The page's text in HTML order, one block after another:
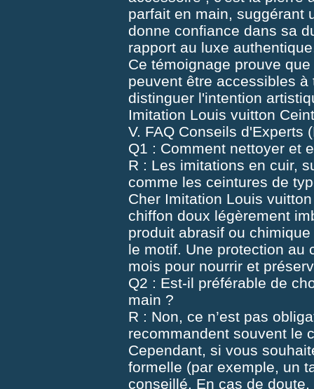
parfait en main, suggérant
donne confiance dans sa
rapport au luxe
Ce témoignage prouve
peuvent être accessibles
distinguer l'intention
Imitation Louis vuitton
V. FAQ Conseils d'Experts
Q1 : Comment nettoyer et
R : Les imitations en cuir,
comme les ceintures de
Cher Imitation Louis
chiffon doux légèrement
produit abrasif ou
le motif. Une protection au
mois pour nourrir et
Q2 : Est-il préférable de
main ?
R : Non, ce n’est pas
recommandent souvent le
Cependant, si vous
formelle (par exemple, un
conseillé. En cas de